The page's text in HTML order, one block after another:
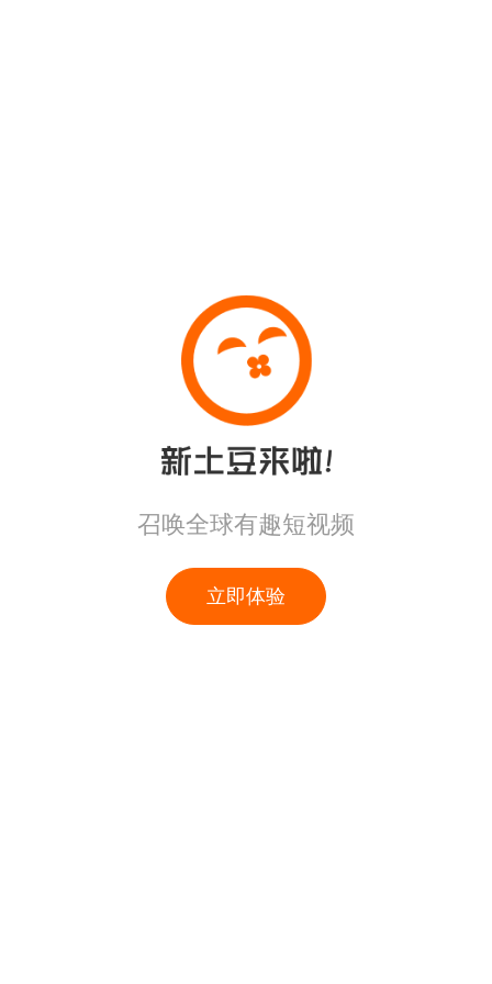
召唤全球有趣短视频
立即体验